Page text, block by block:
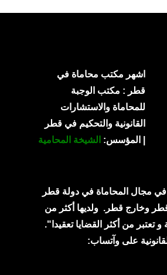
اشهر مكتب محاماة في
قطر : مكتب الوجبة
للمحاماة والاستشارات
القانونية والتحكيم في قطر
| المؤسس: الشيخة المحامية
من 20 سنة في مجال المحاماة في دولة قطر
قطر وخارج قطر. ولديها أكثر من
تعتبر من أكثر القضايا تعقيدا".
على وآتساب: